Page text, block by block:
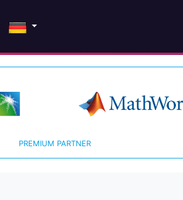
PREMIUM PARTNER